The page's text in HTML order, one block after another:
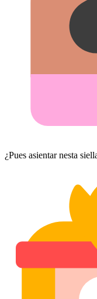
¿Pues asientar nesta